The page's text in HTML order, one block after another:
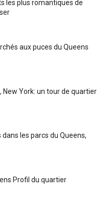
les plus romantiques de
aux puces du Queens
New York: un tour de quartier
les parcs du Queens,
Profil du quartier